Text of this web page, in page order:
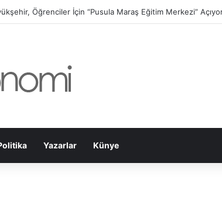
Gündüz Bakımevi’nde yeni dönemin ön kayıtları başladı!
Yazarlar Künye